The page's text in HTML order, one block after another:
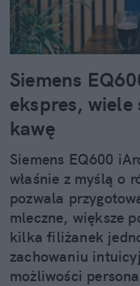
Siemens
ekspres,
kawę
Siemens EQ600
właśnie z myślą o
pozwala
mleczne, większe
kilka filiżanek
zachowaniu
możliwości